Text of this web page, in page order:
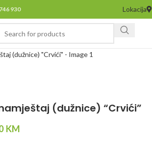
930 Lokacija
(dužnice) “Crvići”
KM